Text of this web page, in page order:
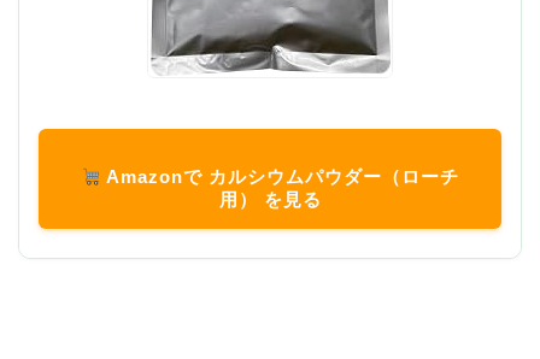
Amazonで カルシウムパウダー（ローチ
用） を見る